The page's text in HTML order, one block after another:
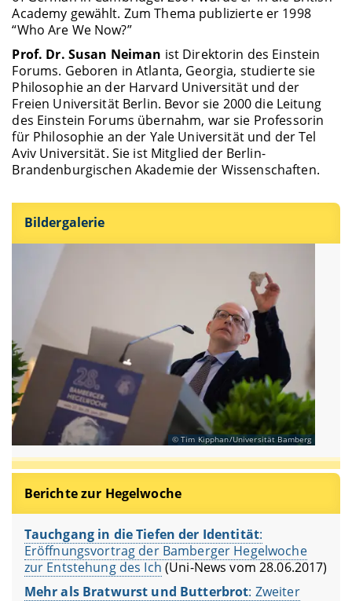
Academy gewählt. Zum Thema publizierte er 1998
“Who Are We Now?”
Prof. Dr. Susan Neiman ist Direktorin des Einstein
Forums. Geboren in Atlanta, Georgia, studierte sie
Philosophie an der Harvard Universität und der
Freien Universität Berlin. Bevor sie 2000 die Leitung
des Einstein Forums übernahm, war sie Professorin
für Philosophie an der Yale Universität und der Tel
Aviv Universität. Sie ist Mitglied der Berlin-
Brandenburgischen Akademie der Wissenschaften.
Bildergalerie
Tim Kipphan/Universität Bamberg
Berichte zur Hegelwoche
Tauchgang in die Tiefen der Identität:
Eröffnungsvortrag der Bamberger Hegelwoche
zur Entstehung des Ich (Uni-News vom 28.06.2017)
Mehr als Bratwurst und Butterbrot: Zweiter